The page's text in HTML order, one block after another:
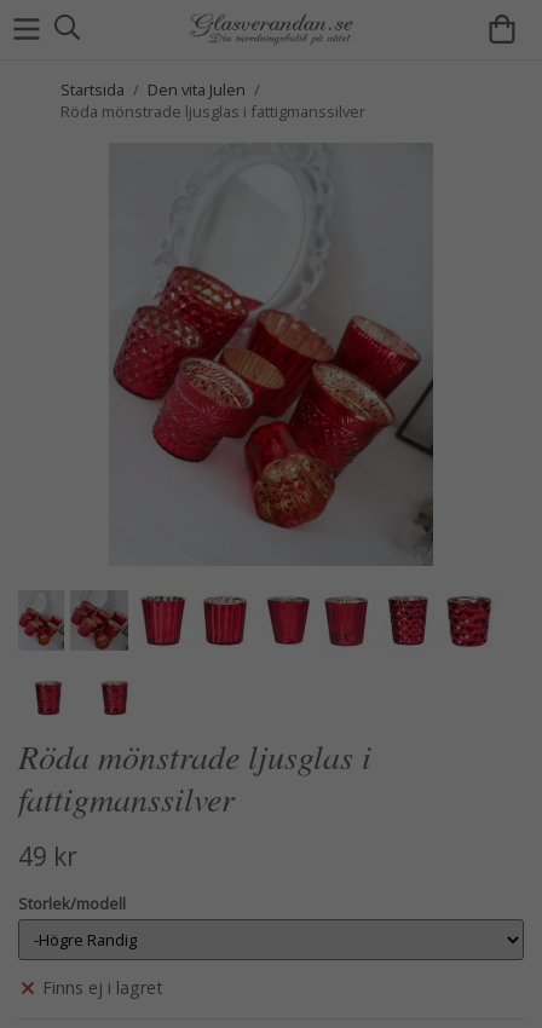
Startsida / Den vita Julen /
Röda mönstrade ljusglas i fattigmanssilver
Röda mönstrade ljusglas i
fattigmanssilver
49 kr
Storlek/modell
Finns ej i lagret